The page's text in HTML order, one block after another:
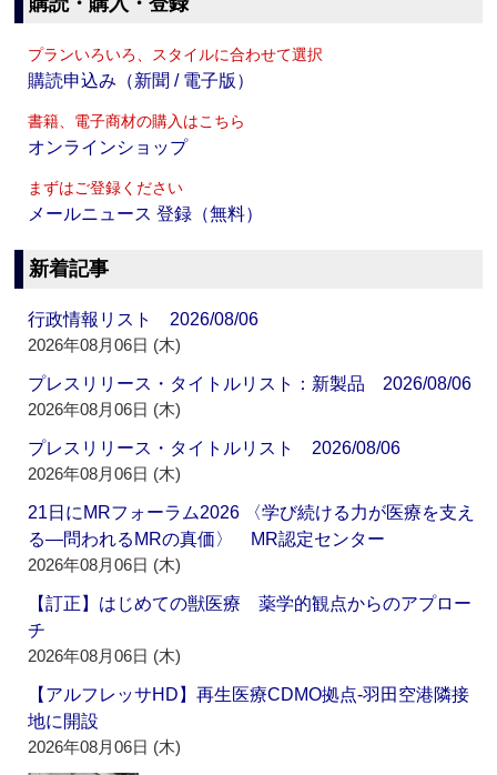
プランいろいろ、スタイルに合わせて選択
購読申込み（新聞 / 電子版）
書籍、電子商材の購入はこちら
オンラインショップ
まずはご登録ください
メールニュース 登録（無料）
新着記事
行政情報リスト 2026/08/06
2026年08月06日 (木)
プレスリリース・タイトルリスト：新製品 2026/08/06
2026年08月06日 (木)
プレスリリース・タイトルリスト 2026/08/06
2026年08月06日 (木)
21日にMRフォーラム2026 〈学び続ける力が医療を支え
る―問われるMRの真価〉 MR認定センター
2026年08月06日 (木)
【訂正】はじめての獣医療 薬学的観点からのアプロー
チ
2026年08月06日 (木)
【アルフレッサHD】再生医療CDMO拠点‐羽田空港隣接
地に開設
2026年08月06日 (木)